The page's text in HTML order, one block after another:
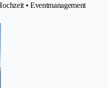
• Eventmanagement